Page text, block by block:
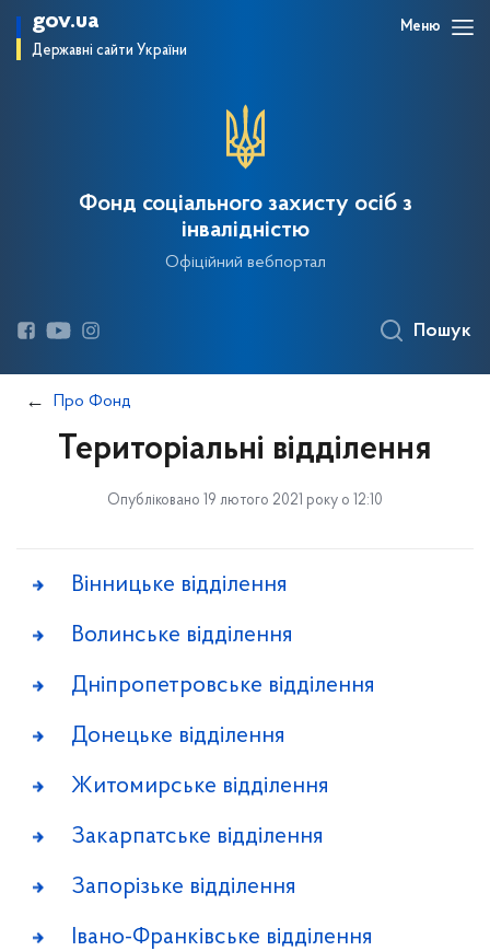
gov.ua
Державні сайти України
Меню
Фонд соціального захисту осіб з
інвалідністю
Офіційний вебпортал
Пошук
Про Фонд
Територіальні відділення
Опубліковано 19 лютого 2021 року о 12:10
Вінницьке відділення
Волинське відділення
Дніпропетровське відділення
Донецьке відділення
Житомирське відділення
Закарпатське відділення
Запорізьке відділення
Івано-Франківське відділення